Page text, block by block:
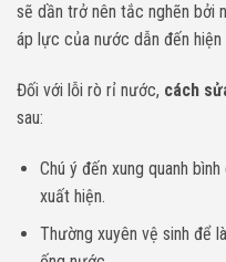
sẽ dần trở nên tắc nghẽn bởi
áp lực của nước dẫn đến
Đối với lỗi rò rỉ nước, cách
sau:
Chú ý đến xung quanh
xuất hiện.
Thường xuyên vệ sinh để